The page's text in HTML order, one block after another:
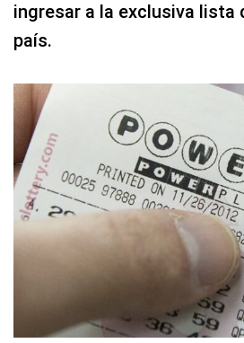
ingresar a la exclusiva lista
país.